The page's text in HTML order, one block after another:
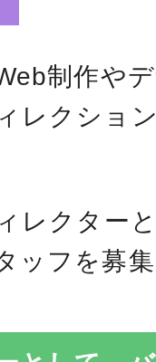
制作や
レクショ
レクター
ッフを募